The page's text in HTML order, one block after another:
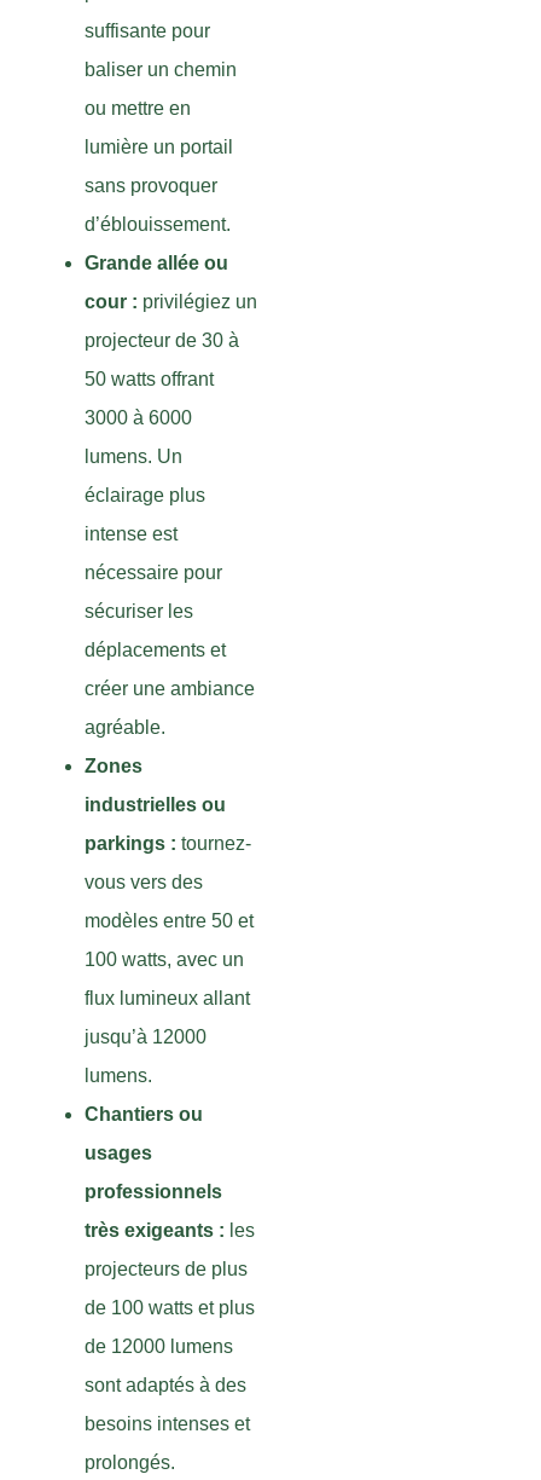
suffisante pour
baliser un chemin
ou mettre en
lumière un portail
sans provoquer
d’éblouissement.
Grande allée ou
cour : privilégiez un
projecteur de 30 à
50 watts offrant
3000 à 6000
lumens. Un
éclairage plus
intense est
nécessaire pour
sécuriser les
déplacements et
créer une ambiance
agréable.
Zones
industrielles ou
parkings : tournez-
vous vers des
modèles entre 50 et
100 watts, avec un
flux lumineux allant
jusqu’à 12000
lumens.
Chantiers ou
usages
professionnels
très exigeants : les
projecteurs de plus
de 100 watts et plus
de 12000 lumens
sont adaptés à des
besoins intenses et
prolongés.